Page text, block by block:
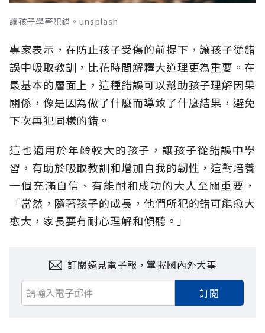
讓孩子學著犯錯。unsplash
專家表示，在防止孩子受傷的前提下，讓孩子從錯
誤中吸取教訓，比花時間解釋大道理更為重要。在
最基本的層面上，這種錯誤可以幫助孩子理解因果
關係，像是因為做了什麼而導致了什麼結果，避免
下次再犯同樣的錯。
這也適用於年齡較大的孩子，讓孩子從錯誤中學
習，有助於吸取教訓和增加自我的韌性，這對培養
一個充滿自信、有能耐和成功的大人至關重要，
「當然，隨著孩子的成長，他們所犯的錯可能愈大
愈大，家長要有耐心理解和傾聽。」
訂閱遠見電子報，掌握國內外大事
訂閱